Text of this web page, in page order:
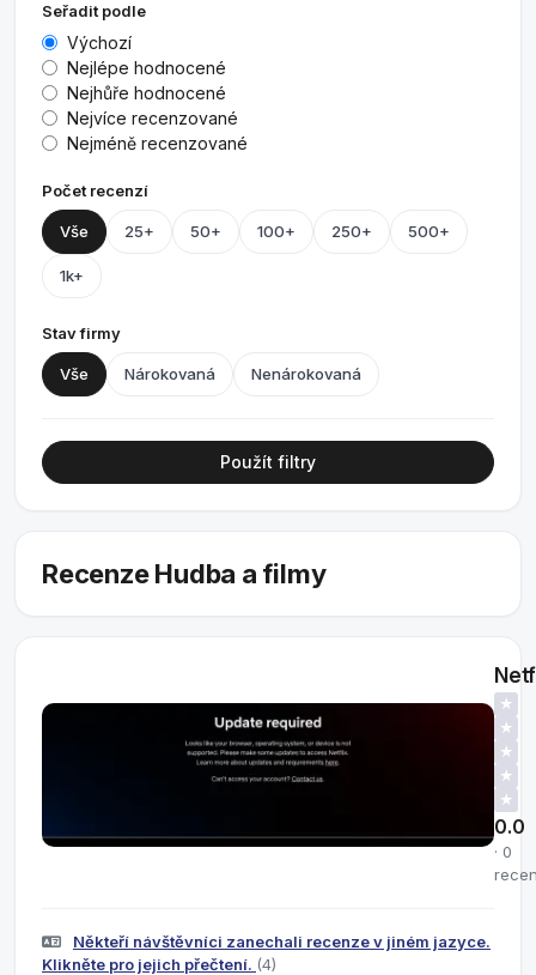
Seřadit podle
Výchozí
Nejlépe hodnocené
Nejhůře hodnocené
Nejvíce recenzované
Nejméně recenzované
Počet recenzí
Vše 25+ 50+ 100+ 250+ 500+
1k+
Stav firmy
Vše Nárokovaná Nenárokovaná
Použít filtry
Recenze Hudba a filmy
★
★
★
★
★
0.0
· 0
Někteří návštěvníci zanechali recenze v jiném jazyce.
Klikněte pro jejich přečtení. (4)